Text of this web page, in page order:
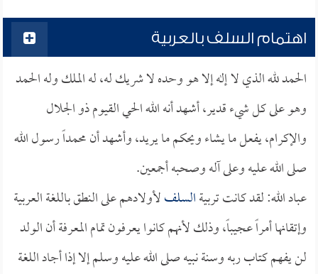
اهتمام السلف بالعربية
الحمد لله الذي لا إله إلا هو وحده لا شريك له، له الملك وله الحمد
وهو على كل شيء قدير، أشهد أنه الله الحي القيوم ذو الجلال
والإكرام، يفعل ما يشاء ويحكم ما يريد، وأشهد أن محمداً رسول الله
صلى الله عليه وعلى آله وصحبه أجمعين.
عباد الله: لقد كانت تربيةالسلفلأولادهم على النطق باللغة العربية
وإتقانها أمراً عجيباً، وذلك لأنهم كانوا يعرفون تمام المعرفة أن الولد
لن يفهم كتاب ربه وسنة نبيه صلى الله عليه وسلم إلا إذا أجاد اللغة